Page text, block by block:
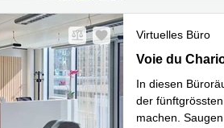
Virtuelles Büro
Voie du Chariot
Voie du
In diesen
der
machen.